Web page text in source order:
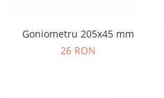
Goniometru 205x45 mm
26 RON